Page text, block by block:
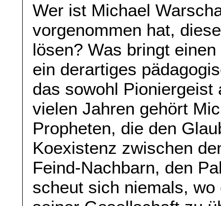
Wer ist Michael
vorgenommen hat,
lösen? Was bringt
ein derartiges
das sowohl
vielen Jahren gehört
Propheten, die den
Koexistenz zwischen
Feind-Nachbarn, den
scheut sich niemals,